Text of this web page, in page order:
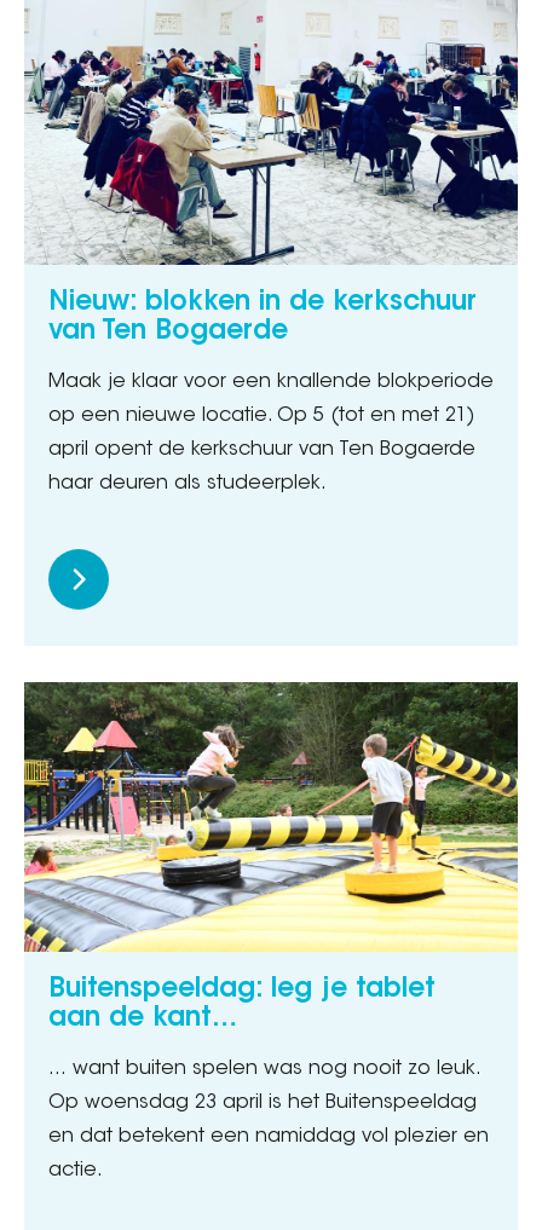
Nieuw: blokken in de kerkschuur
van Ten Bogaerde
Maak je klaar voor een knallende blokperiode
op een nieuwe locatie. Op 5 (tot en met 21)
april opent de kerkschuur van Ten Bogaerde
haar deuren als studeerplek.
Buitenspeeldag: leg je tablet
aan de kant…
… want buiten spelen was nog nooit zo leuk.
Op woensdag 23 april is het Buitenspeeldag
en dat betekent een namiddag vol plezier en
actie.